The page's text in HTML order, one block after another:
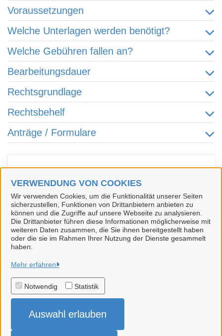
VERWENDUNG VON COOKIES
Wir verwenden Cookies, um die Funktionalität unserer Seiten
sicherzustellen, Funktionen von Drittanbietern anbieten zu
können und die Zugriffe auf unsere Webseite zu analysieren.
Die Drittanbieter führen diese Informationen möglicherweise mit
weiteren Daten zusammen, die Sie ihnen bereitgestellt haben
oder die sie im Rahmen Ihrer Nutzung der Dienste gesammelt
haben.
Mehr erfahren
Notwendig Statistik
Auswahl erlauben
Voraussetzungen
Welche Unterlagen werden benötigt?
Welche Gebühren fallen an?
Bearbeitungsdauer
Rechtsgrundlage
Rechtsbehelf
Anträge / Formulare
Kontakt
Wohnungswesen
Hansestadt Uelzen
Alle Rechte vorbehalten